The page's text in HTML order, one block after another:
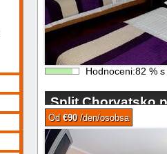
Hodnoceni:82 % s
Split Chorvatsko
osoby v malém
Od €90/den/osobsa